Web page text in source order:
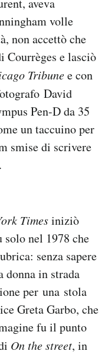
aveva
volle
non accettò che
Courrèges e lasciò
Tribunee con
David
Pen-D da 35
un taccuino per
smise di scrivere
Timesiniziò
solo nel 1978 che
senza sapere
donna in strada
per una stola
Greta Garbo, che
fu il punto
On the street, in